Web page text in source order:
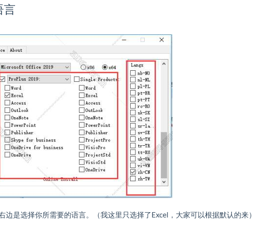
言
边是选择你所需要的语言。（我这里只选择了Excel，大家可以根据默认的来）